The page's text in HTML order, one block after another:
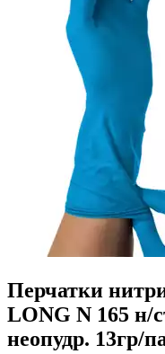
Перчатки
LONG N 165
неопудр. 13гр/